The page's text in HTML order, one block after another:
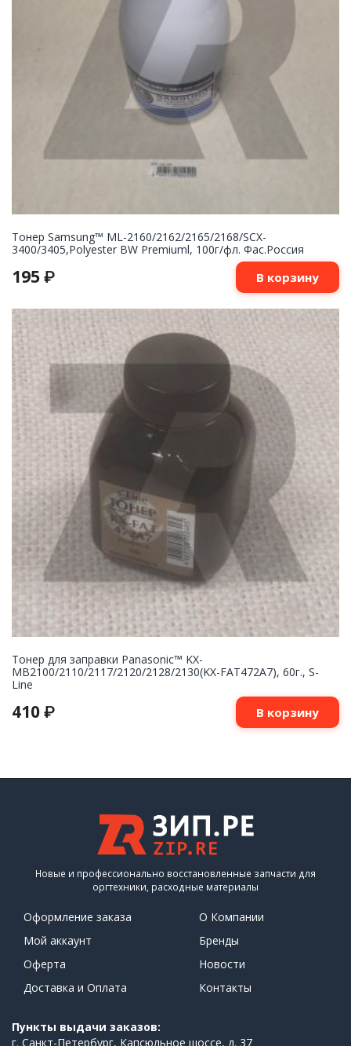
Тонер Samsung™ ML-2160/2162/2165/2168/SCX-
3400/3405,Polyester BW Premiuml, 100г/фл. Фас.Россия
195 ₽ В корзину
Тонер для заправки Panasonic™ KX-
MB2100/2110/2117/2120/2128/2130(KX-FAT472A7), 60г., S-
Line
410 ₽ В корзину
Новые и профессионально восстановленные запчасти для
оргтехники, расходные материалы
Оформление заказа
Мой аккаунт
Оферта
Доставка и Оплата
О Компании
Бренды
Новости
Контакты
Пункты выдачи заказов:
г. Санкт-Петербург, Капсюльное шоссе, д. 37